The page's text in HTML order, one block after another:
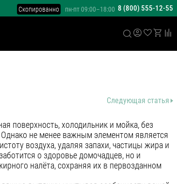
пн-пт 09:00–18:00 8 (800) 555-12-55
Скопированно
Следующая статья
поверхность, холодильник и мойка, без
не менее важным элементом является
воздуха, удаляя запахи, частицы жира и
о здоровье домочадцев, но и
налёта, сохраняя их в первозданном